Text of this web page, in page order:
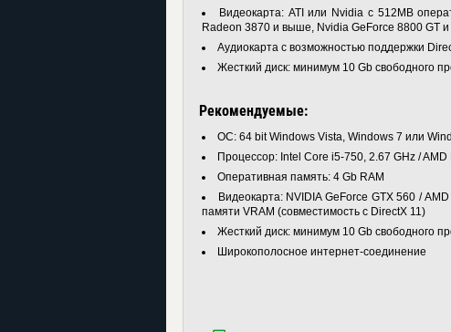
Видеокарта: ATI или Nvidia с 512MB
Radeon 3870 и выше, Nvidia GeForce 8800 GT
Аудиокарта с возможностью поддержки
Жесткий диск: минимум 10 Gb свободного
Рекомендуемые:
ОС: 64 bit Windows Vista, Windows 7 или
Процессор: Intel Core i5-750, 2.67 GHz /
Оперативная память: 4 Gb RAM
Видеокарта: NVIDIA GeForce GTX 560 /
памяти VRAM (совместимость с DirectX 11)
Жесткий диск: минимум 10 Gb свободного
Широкополосное интернет-соединение